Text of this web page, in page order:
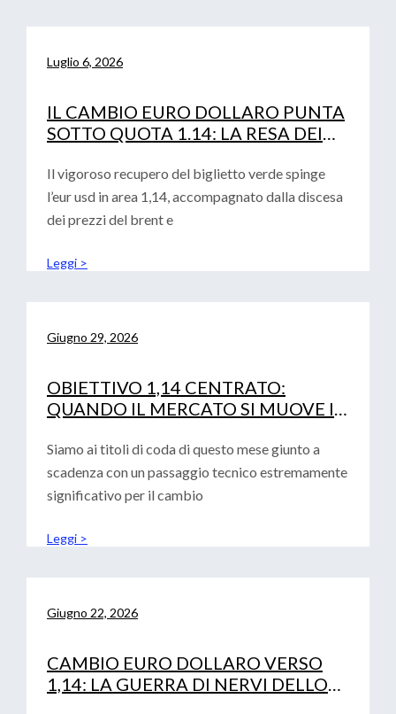
Luglio 6, 2026
IL CAMBIO EURO DOLLARO PUNTA
SOTTO QUOTA 1.14: LA RESA DEI
CURVA IRS
Il vigoroso recupero del biglietto verde spinge
l’eur usd in area 1,14, accompagnato dalla discesa
dei prezzi del brent e
Leggi >
Giugno 29, 2026
OBIETTIVO 1,14 CENTRATO:
QUANDO IL MERCATO SI MUOVE IN
Siamo ai titoli di coda di questo mese giunto a
scadenza con un passaggio tecnico estremamente
significativo per il cambio
Leggi >
Giugno 22, 2026
CAMBIO EURO DOLLARO VERSO
1,14: LA GUERRA DI NERVI DELLO